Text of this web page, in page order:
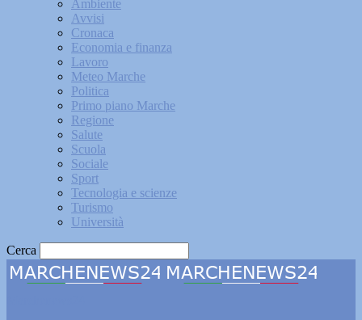
Ambiente
Avvisi
Cronaca
Economia e finanza
Lavoro
Meteo Marche
Politica
Primo piano Marche
Regione
Salute
Scuola
Sociale
Sport
Tecnologia e scienze
Turismo
Università
Cerca